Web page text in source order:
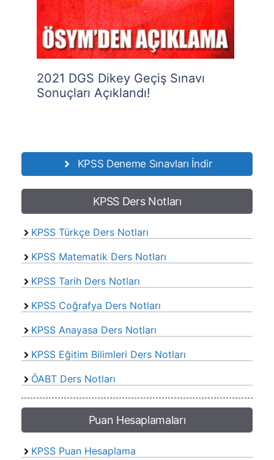
2021 DGS Dikey Geçiş Sınavı
Sonuçları Açıklandı!
KPSS Deneme Sınavları İndir
KPSS Ders Notları
KPSS Türkçe Ders Notları
KPSS Matematik Ders Notları
KPSS Tarih Ders Notları
KPSS Coğrafya Ders Notları
KPSS Anayasa Ders Notları
KPSS Eğitim Bilimleri Ders Notları
ÖABT Ders Notları
Puan Hesaplamaları
KPSS Puan Hesaplama